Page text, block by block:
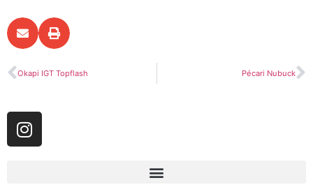
Okapi IGT Topflash Pécari Nubuck